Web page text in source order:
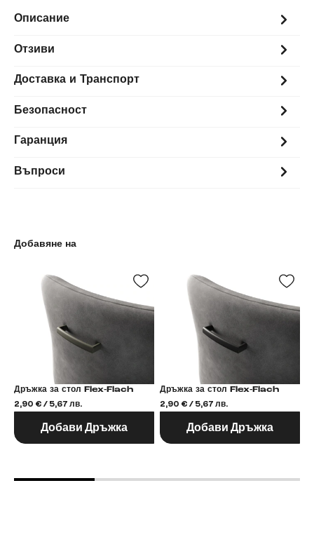
Описание
Отзиви
Доставка и Транспорт
Безопасност
Гаранция
Въпроси
Добавяне на
Дръжка за стол Flex-Flach
2,90 € / 5,67 лв.
Добави Дръжка
Дръжка за стол Flex-Flach
2,90 € / 5,67 лв.
Добави Дръжка